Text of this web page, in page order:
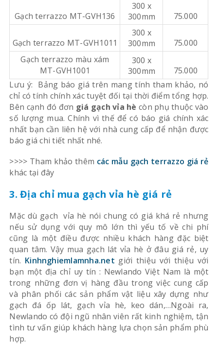
Gạch terrazzo MT-GVH136
300 x
300mm
75.000
Gạch terrazzo MT-GVH1011
300 x
300mm
75.000
Gạch terrazzo màu xám
MT-GVH1001
300 x
300mm
75.000
Lưu ý: Bảng báo giá trên mang tính tham khảo, nó
chỉ có tính chính xác tuyệt đối tại thời điểm tổng hợp.
Bên cạnh đó đơn giá gạch vỉa hè còn phụ thuộc vào
số lượng mua. Chính vì thế để có báo giá chính xác
nhất bạn cần liên hệ với nhà cung cấp để nhận được
báo giá chi tiết nhất nhé.
>>>> Tham khảo thêm các mẫu gạch terrazzo giá rẻ
khác tại đây
3. Địa chỉ mua gạch vỉa hè giá rẻ
Mặc dù gạch vỉa hè nói chung có giá khá rẻ nhưng
nếu sử dụng với quy mô lớn thì yếu tố về chi phí
cũng là một điều được nhiều khách hàng đặc biệt
quan tâm. Vậy mua gạch lát vỉa hè ở đâu giá rẻ, uy
tín. Kinhnghiemlamnha.net giới thiệu với thiệu với
bạn một địa chỉ uy tín : Newlando Việt Nam là một
trong những đơn vị hàng đầu trong việc cung cấp
và phân phối các sản phẩm vật liệu xây dựng như
gạch đá ốp lát, gạch vỉa hè, keo dán,…Ngoài ra,
Newlando có đội ngũ nhân viên rất kinh nghiệm, tận
tình tư vấn giúp khách hàng lựa chọn sản phẩm phù
hợp.